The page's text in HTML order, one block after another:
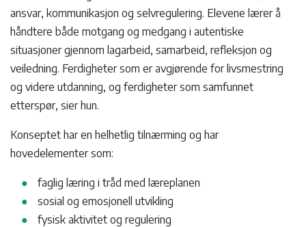
ansvar, kommunikasjon og selvregulering. Elevene lærer å
håndtere både motgang og medgang i autentiske
situasjoner gjennom lagarbeid, samarbeid, refleksjon og
veiledning. Ferdigheter som er avgjørende for livsmestring
og videre utdanning, og ferdigheter som samfunnet
etterspør, sier hun.
Konseptet har en helhetlig tilnærming og har
hovedelementer som:
faglig læring i tråd med læreplanen
sosial og emosjonell utvikling
fysisk aktivitet og regulering